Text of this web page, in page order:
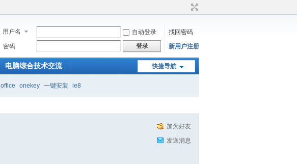
用户名 自动登录
找回密码
密码
登录 新用户注册
快捷导航
电脑综合技术交流
office onekey 一键安装 ie8
加为好友
发送消息